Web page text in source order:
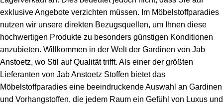
exklusive Angebote verzichten müssen. Im Möbelstoffparadies
nutzen wir unsere direkten Bezugsquellen, um Ihnen diese
hochwertigen Produkte zu besonders günstigen Konditionen
anzubieten. Willkommen in der Welt der Gardinen von Jab
Anstoetz, wo Stil auf Qualität trifft. Als einer der größten
Lieferanten von Jab Anstoetz Stoffen bietet das
Möbelstoffparadies eine beeindruckende Auswahl an Gardinen
und Vorhangstoffen, die jedem Raum ein Gefühl von Luxus und